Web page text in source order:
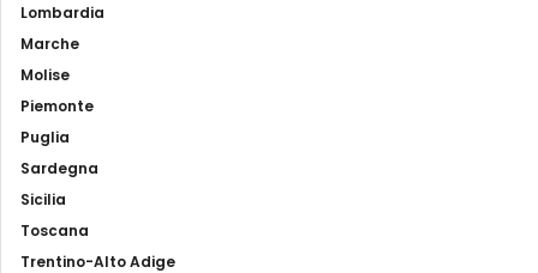
Lombardia
Marche
Molise
Piemonte
Puglia
Sardegna
Sicilia
Toscana
Trentino-Alto Adige